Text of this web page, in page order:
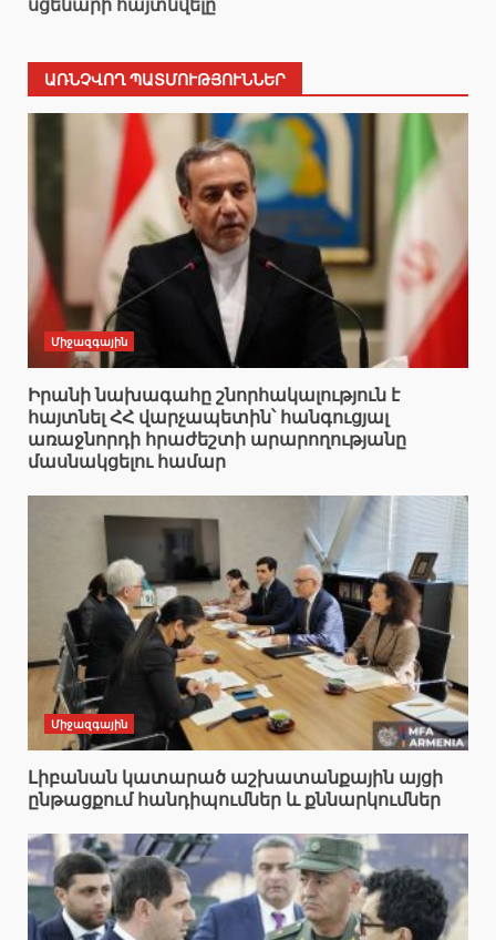
ԱՌՆՉՎՈՂ ՊԱՏՄՈՒԹՅՈՒՆՆԵՐ
Միջազգային
Իրանի նախագահը շնորհակալություն է
հայտնել ՀՀ վարչապետին՝ հանգուցյալ
առաջնորդի հրաժեշտի արարողությանը
մասնակցելու համար
Միջազգային
Լիբանան կատարած աշխատանքային այցի
ընթացքում հանդիպումներ և քննարկումներ